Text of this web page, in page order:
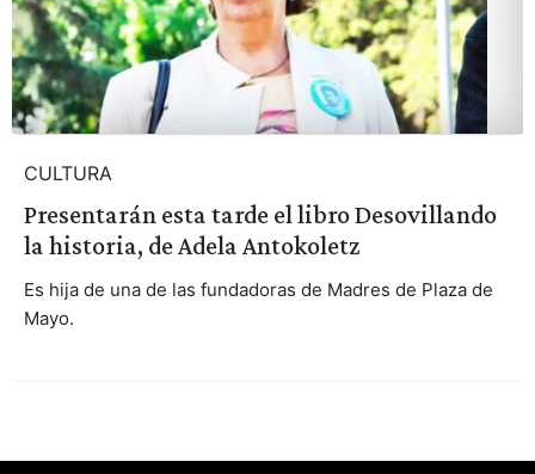
CULTURA
Presentarán esta tarde el libro Desovillando
la historia, de Adela Antokoletz
Es hija de una de las fundadoras de Madres de Plaza de
Mayo.